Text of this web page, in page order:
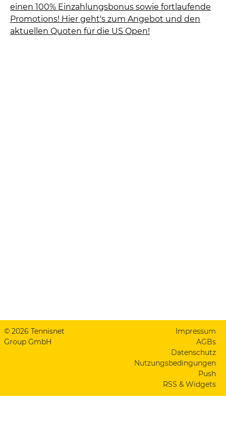
einen 100% Einzahlungsbonus sowie fortlaufende
Promotions! Hier geht's zum Angebot und den
aktuellen Quoten für die US Open!
© 2026 Tennisnet
Group GmbH
Impressum
AGBs
Datenschutz
Nutzungsbedingungen
Push
RSS & Widgets